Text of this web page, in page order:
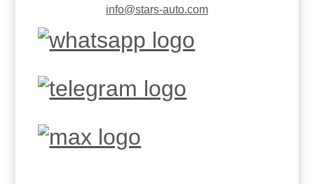
info@stars-auto.com